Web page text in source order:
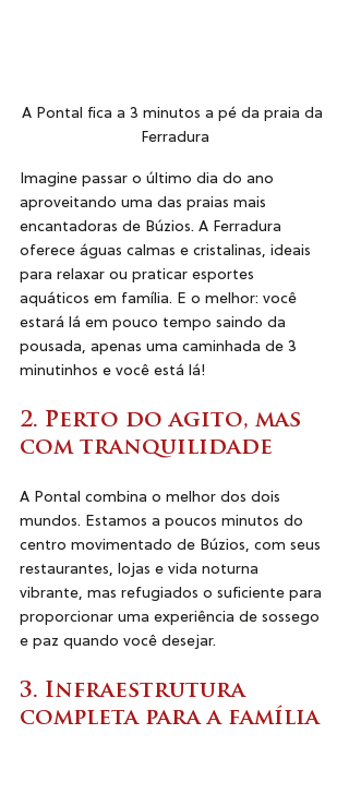
A Pontal fica a 3 minutos a pé da praia da
Ferradura
Imagine passar o último dia do ano
aproveitando uma das praias mais
encantadoras de Búzios. A Ferradura
oferece águas calmas e cristalinas, ideais
para relaxar ou praticar esportes
aquáticos em família. E o melhor: você
estará lá em pouco tempo saindo da
pousada, apenas uma caminhada de 3
minutinhos e você está lá!
2. Perto do agito, mas
com tranquilidade
A Pontal combina o melhor dos dois
mundos. Estamos a poucos minutos do
centro movimentado de Búzios, com seus
restaurantes, lojas e vida noturna
vibrante, mas refugiados o suficiente para
proporcionar uma experiência de sossego
e paz quando você desejar.
3. Infraestrutura
completa para a família